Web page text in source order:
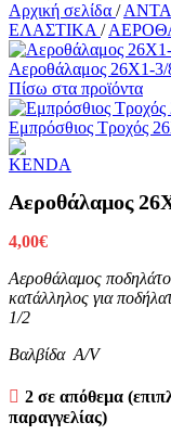
Αρχική σελίδα /
ΕΛΑΣΤΙΚΑ /
Αεροθάλαμος 26X1-
Πίσω στα προϊόντα
Εμπρόσθιος Τροχός
Αεροθάλαμος
4,00€
Αεροθάλαμος
κατάλληλος για
1/2
Βαλβίδα A/V
2 σε απόθεμα
παραγγελίας)